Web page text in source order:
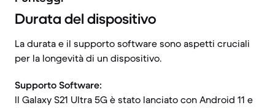
Durata del dispositivo
La durata e il supporto software sono aspetti cruciali
per la longevità di un dispositivo.
Supporto Software:
Il Galaxy S21 Ultra 5G è stato lanciato con Android 11 e